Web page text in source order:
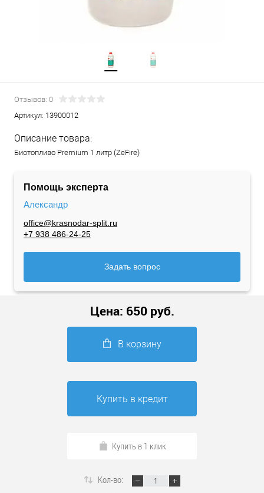
Отзывов: 0
Артикул: 13900012
Описание товара:
Биотопливо Premium 1 литр (ZeFire)
Помощь эксперта
Александр
office@krasnodar-split.ru
+7 938 486-24-25
Задать вопрос
Цена: 650 руб.
В корзину
Купить в кредит
Купить в 1 клик
Кол-во: